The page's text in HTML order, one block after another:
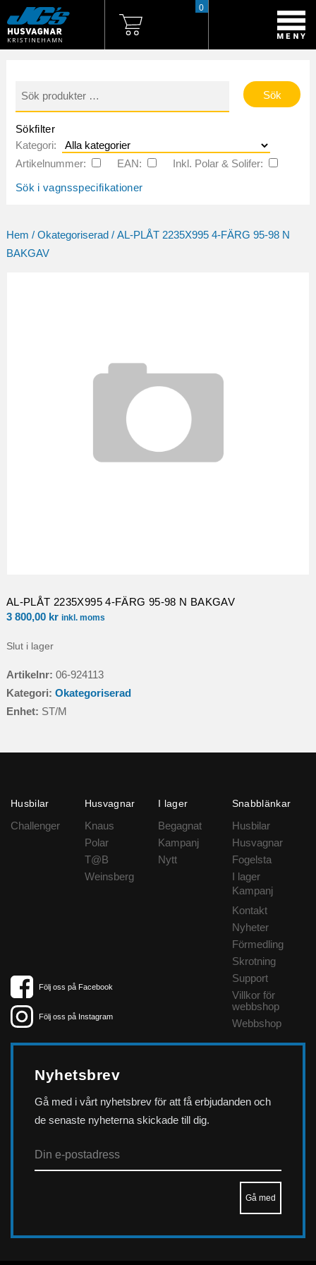
0
efter:
Sökfilter
Kategori:
Artikelnummer:
EAN:
Inkl. Polar & Solifer:
Sök i vagnsspecifikationer
Hem / Okategoriserad / AL-PLÅT 2235X995 4-FÄRG 95-98 N
BAKGAV
AL-PLÅT 2235X995 4-FÄRG 95-98 N BAKGAV
3 800,00 kr inkl. moms
Slut i lager
Artikelnr: 06-924113
Kategori: Okategoriserad
Enhet: ST/M
Husbilar
Challenger
Husvagnar
Knaus
Polar
T@B
Weinsberg
I lager
Begagnat
Kampanj
Nytt
Snabblänkar
Husbilar
Husvagnar
Fogelsta
I lager
Kampanj
Kontakt
Nyheter
Förmedling
Skrotning
Support
Villkor för
webbshop
Webbshop
Följ oss på Facebook
Följ oss på Instagram
Nyhetsbrev
Gå med i vårt nyhetsbrev för att få erbjudanden och
de senaste nyheterna skickade till dig.